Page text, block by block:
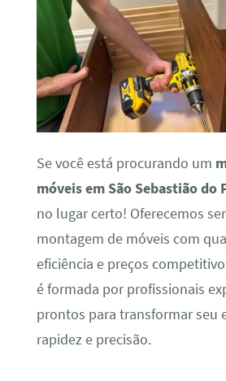
Se você está procurando um
móveis em São Sebastião do
no lugar certo! Oferecemos
montagem de móveis com
eficiência e preços
é formada por profissionais
prontos para transformar seu
rapidez e precisão.